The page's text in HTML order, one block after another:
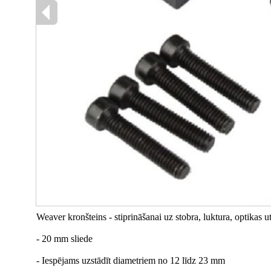
Weaver kronšteins - stiprināšanai uz stobra, luktura, optikas
- 20 mm sliede
- Iespējams uzstādīt diametriem no 12 līdz 23 mm